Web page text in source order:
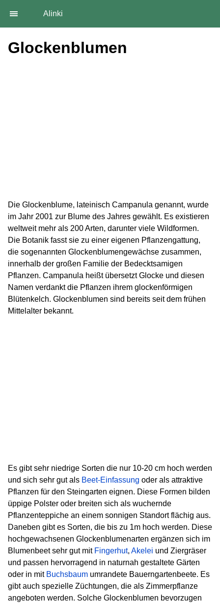
Alinki
Glockenblumen
Die Glockenblume, lateinisch Campanula genannt, wurde
im Jahr 2001 zur Blume des Jahres gewählt. Es existieren
weltweit mehr als 200 Arten, darunter viele Wildformen.
Die Botanik fasst sie zu einer eigenen Pflanzengattung,
die sogenannten Glockenblumengewächse zusammen,
innerhalb der großen Familie der Bedecktsamigen
Pflanzen. Campanula heißt übersetzt Glocke und diesen
Namen verdankt die Pflanzen ihrem glockenförmigen
Blütenkelch. Glockenblumen sind bereits seit dem frühen
Mittelalter bekannt.
Es gibt sehr niedrige Sorten die nur 10-20 cm hoch werden
und sich sehr gut als Beet-Einfassung oder als attraktive
Pflanzen für den Steingarten eignen. Diese Formen bilden
üppige Polster oder breiten sich als wuchernde
Pflanzenteppiche an einem sonnigen Standort flächig aus.
Daneben gibt es Sorten, die bis zu 1m hoch werden. Diese
hochgewachsenen Glockenblumenarten ergänzen sich im
Blumenbeet sehr gut mit Fingerhut, Akelei und Ziergräser
und passen hervorragend in naturnah gestaltete Gärten
oder in mit Buchsbaum umrandete Bauerngartenbeete. Es
gibt auch spezielle Züchtungen, die als Zimmerpflanze
angeboten werden. Solche Glockenblumen bevorzugen